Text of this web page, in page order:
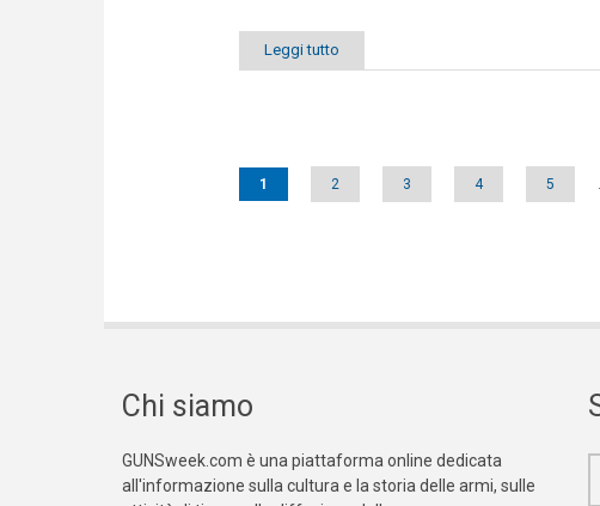
Leggi tutto
Pages
1 2 3 4 5
Chi siamo
GUNSweek.com è una piattaforma online dedicata
all'informazione sulla cultura e la storia delle armi, sulle